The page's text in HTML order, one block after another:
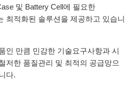
및 Battery Cell에 필요한
최적화된 솔루션을 제공하고 있습니
인 만큼 민감한 기술요구사항과 시
저한 품질관리 및 최적의 공급망으
다.